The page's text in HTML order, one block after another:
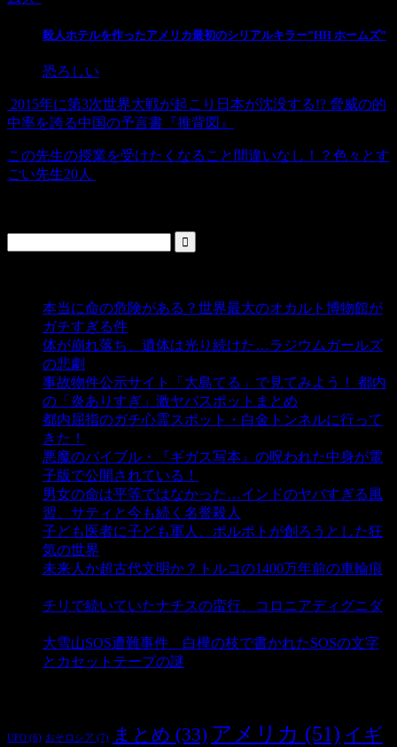
殺人ホテルを作ったアメリカ最初のシリアルキラー”HH ホームズ”
恐ろしい
2015年に第3次世界大戦が起こり日本が沈没する!? 脅威の的
中率を誇る中国の予言書『推背図』
この先生の授業を受けたくなること間違いなし！？色々とす
ごい先生20人
本当に命の危険がある？世界最大のオカルト博物館が
ガチすぎる件
体が崩れ落ち、遺体は光り続けた…ラジウムガールズ
の悲劇
事故物件公示サイト「大島てる」で見てみよう！ 都内
の「炎ありすぎ」激ヤバスポットまとめ
都内屈指のガチ心霊スポット・白金トンネルに行って
きた！
悪魔のバイブル・『ギガス写本』の呪われた中身が電
子版で公開されている！
男女の命は平等ではなかった…インドのヤバすぎる風
習、サティと今も続く名誉殺人
子ども医者に子ども軍人、ポルポトが創ろうとした狂
気の世界
未来人か超古代文明か？トルコの1400万年前の車輪痕
チリで続いていたナチスの蛮行、コロニアディグニダ
大雪山SOS遭難事件 白樺の枝で書かれたSOSの文字
とカセットテープの謎
UFO (6) おそロシア (7) まとめ (33) アメリカ (51) イギ